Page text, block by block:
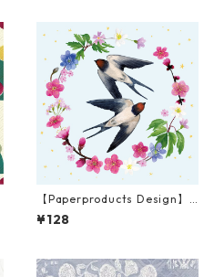
【Paperproducts Design】
バラ売り2枚 ランチサイズ ペ
ーパーナプキン Romantique
¥128